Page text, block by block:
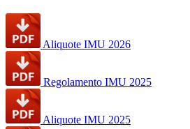
Aliquote IMU 2026
Regolamento IMU 2025
Aliquote IMU 2025